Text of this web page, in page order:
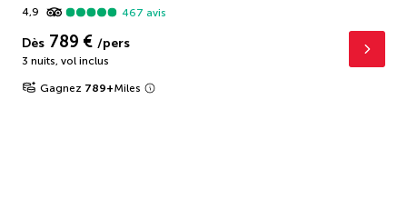
4,9
467 avis
Dès 789 € /pers
3 nuits, vol inclus
Gagnez 789+Miles